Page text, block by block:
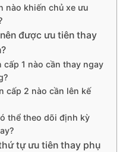
nào khiến chủ xe ưu
được ưu tiên thay
1 nào cần thay ngay
cấp 2 nào cần lên kế
thể theo dõi định kỳ
tự ưu tiên thay phụ